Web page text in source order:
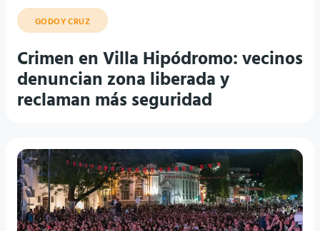
GODOY CRUZ
Crimen en Villa Hipódromo: vecinos
denuncian zona liberada y
reclaman más seguridad